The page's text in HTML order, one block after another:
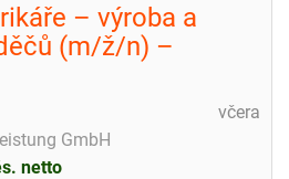
– výroba a
(m/ž/n) –
včera
GmbH
netto